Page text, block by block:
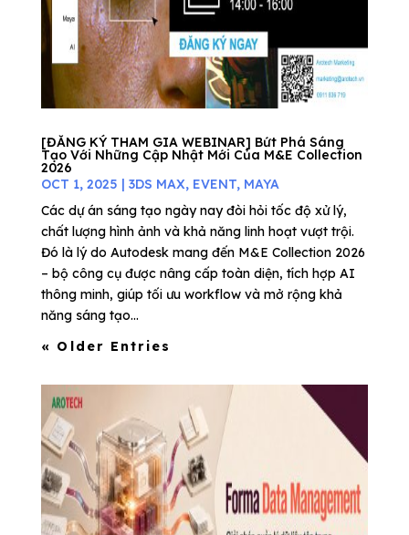
[ĐĂNG KÝ THAM GIA WEBINAR] Bứt Phá Sáng
Tạo Với Những Cập Nhật Mới Của M&E Collection
2026
OCT 1, 2025 | 3DS MAX, EVENT, MAYA
Các dự án sáng tạo ngày nay đòi hỏi tốc độ xử lý,
chất lượng hình ảnh và khả năng linh hoạt vượt trội.
Đó là lý do Autodesk mang đến M&E Collection 2026
– bộ công cụ được nâng cấp toàn diện, tích hợp AI
thông minh, giúp tối ưu workflow và mở rộng khả
năng sáng tạo...
« Older Entries